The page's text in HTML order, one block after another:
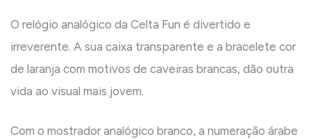
O relógio analógico da Celta Fun é divertido e
irreverente. A sua caixa transparente e a bracelete cor
de laranja com motivos de caveiras brancas, dão outra
vida ao visual mais jovem.
Com o mostrador analógico branco, a numeração árabe